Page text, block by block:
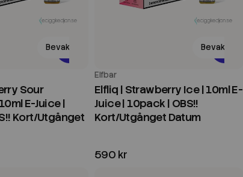
Bevaka
Sour
E-Juice |
Kort/Utgånget
Bevaka
Elfbar
Elfliq | Strawberry Ice | 10ml E-
Juice | 10pack | OBS!!
Kort/Utgånget Datum
590 kr